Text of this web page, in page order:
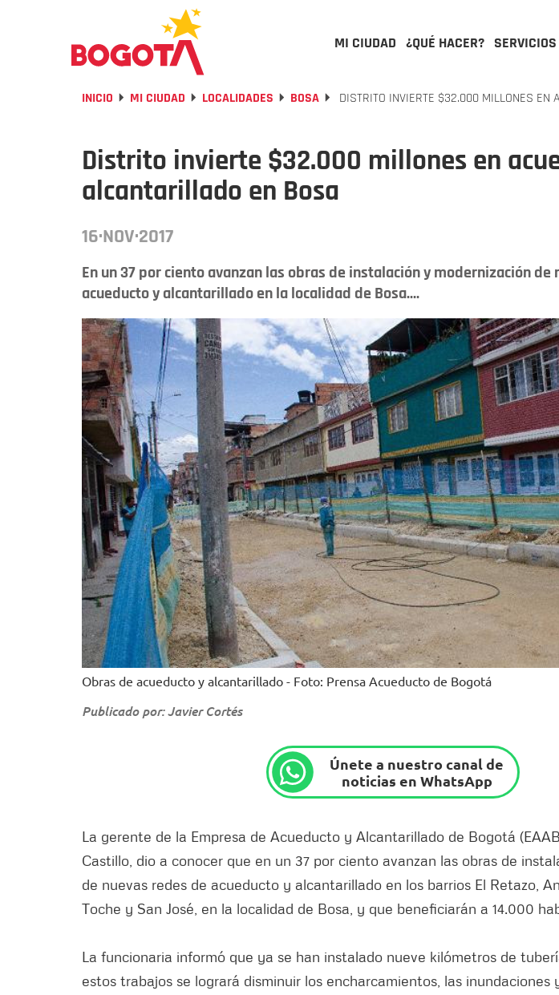
MI CIUDAD ¿QUÉ HACER? SERVICIOS
INICIO MI CIUDAD LOCALIDADES BOSA DISTRITO INVIERTE $32.000 MILLONES EN
Distrito invierte $32.000 millones en
alcantarillado en Bosa
16·NOV·2017
En un 37 por ciento avanzan las obras de instalación y modernización de
acueducto y alcantarillado en la localidad de Bosa....
Obras de acueducto y alcantarillado - Foto: Prensa Acueducto de Bogotá
Publicado por: Javier Cortés
Únete a nuestro canal de
noticias en WhatsApp
La gerente de la Empresa de Acueducto y Alcantarillado de Bogotá
Castillo, dio a conocer que en un 37 por ciento avanzan las obras de
de nuevas redes de acueducto y alcantarillado en los barrios El Retazo,
Toche y San José, en la localidad de Bosa, y que beneficiarán a 14.000
La funcionaria informó que ya se han instalado nueve kilómetros de
estos trabajos se logrará disminuir los encharcamientos, las inundaciones